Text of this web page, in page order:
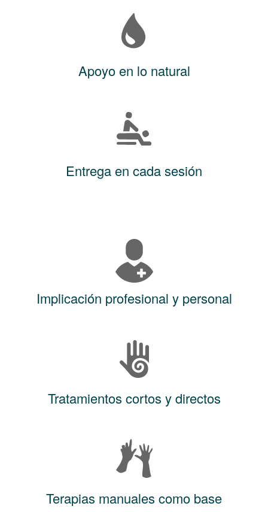
Apoyo en lo natural
Entrega en cada sesión
Implicación profesional y personal
Tratamientos cortos y directos
Terapias manuales como base